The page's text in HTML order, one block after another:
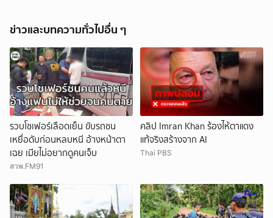
ข่าวและบทความทั่วไปอื่น ๆ
รวบโชเฟอร์เลือดเย็น ขับรถชน
เหยื่อดับก่อนหลบหนี อ้างหน้าตา
เฉย เมียไม่อยากดูคนเจ็บ
สวพ.FM91
คลิป Imran Khan ร้องไห้ตาแดง
แท้จริงสร้างจาก AI
Thai PBS